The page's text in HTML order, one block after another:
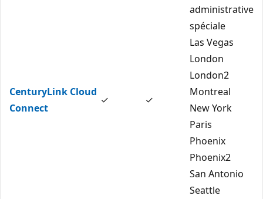
CenturyLink Cloud
Connect
✓ ✓
administrative
spéciale
Las Vegas
London
London2
Montreal
New York
Paris
Phoenix
Phoenix2
San Antonio
Seattle